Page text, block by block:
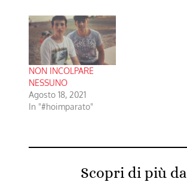
te stesso ed il valore
di cominciare a
correggerti. Il trionfo
del vero uomo
proviene delle ceneri
del suo errore. Non
lamentarti mai della…
NON INCOLPARE
NESSUNO
Agosto 18, 2021
In "#hoimparato"
Scopri di più da